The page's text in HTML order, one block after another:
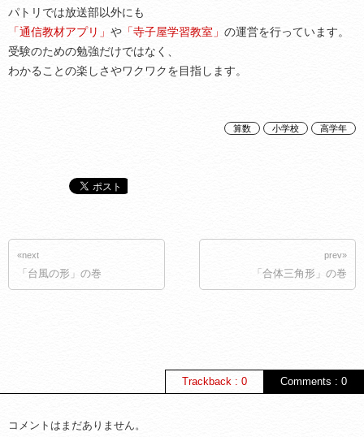
パトリでは放送部以外にも
「通信教材アプリ」 や 「寺子屋学習教室」 の運営を行っています。
受験のための勉強だけではなく、
わかることの楽しさやワクワクを目指します。
算数 小学校 高学年
«next
「台風の形」の巻
prev»
「合体三角形」の巻
Comments : 0
Trackback : 0
コメントはまだありません。